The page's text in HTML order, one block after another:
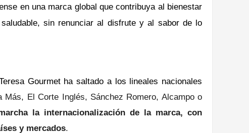
en una marca global que contribuya al bienestar
sin renunciar al disfrute y al sabor de lo
Gourmet ha saltado a los lineales nacionales
El Corte Inglés, Sánchez Romero, Alcampo o
la internacionalización de la marca, con
y mercados.